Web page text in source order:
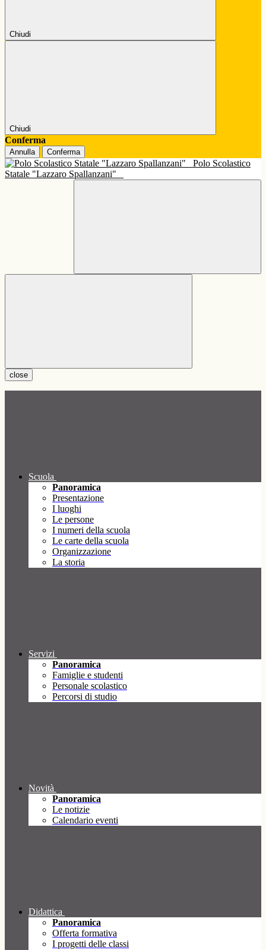
Chiudi
Chiudi
Conferma
Annulla Conferma
Polo Scolastico
Statale "Lazzaro Spallanzani"
close
Scuola
Panoramica
Presentazione
I luoghi
Le persone
I numeri della scuola
Le carte della scuola
Organizzazione
La storia
Servizi
Panoramica
Famiglie e studenti
Personale scolastico
Percorsi di studio
Novità
Panoramica
Le notizie
Calendario eventi
Didattica
Panoramica
Offerta formativa
I progetti delle classi